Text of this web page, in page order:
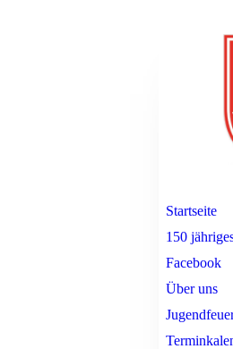
Startseite
150
Facebook
Über uns